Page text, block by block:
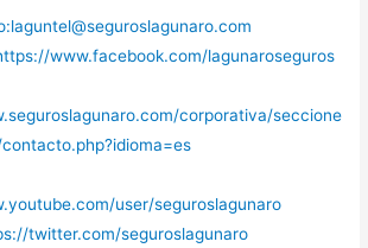
www.facebook.com/lagunaroseguros
corporativa/seccione
user/seguroslagunaro
twitter.com/seguroslagunaro